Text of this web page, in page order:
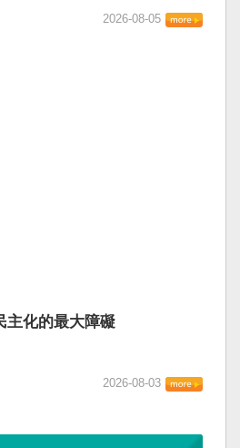
2026-08-05
主化的最大障礙
2026-08-03